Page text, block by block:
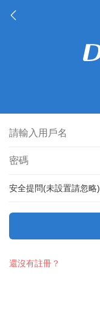
安全提問(未設置請忽略)
還沒有註冊？